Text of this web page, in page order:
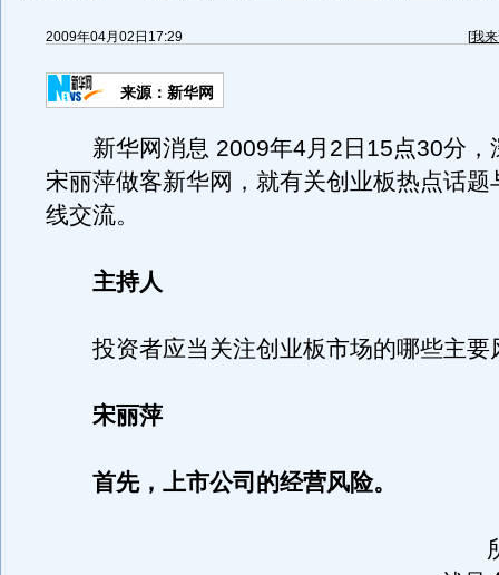
2009年04月02日17:29 [我
来源：新华网
新华网消息 2009年4月2日15点30分，
宋丽萍做客新华网，就有关创业板热点话题
线交流。
主持人
投资者应当关注创业板市场的哪些主要
宋丽萍
首先，上市公司的经营风险。
所